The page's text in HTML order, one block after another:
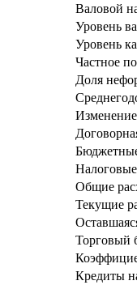
Валовой
Уровень
Уровень
Частное
Доля
Общие
Текущие
Торговый
Кредиты